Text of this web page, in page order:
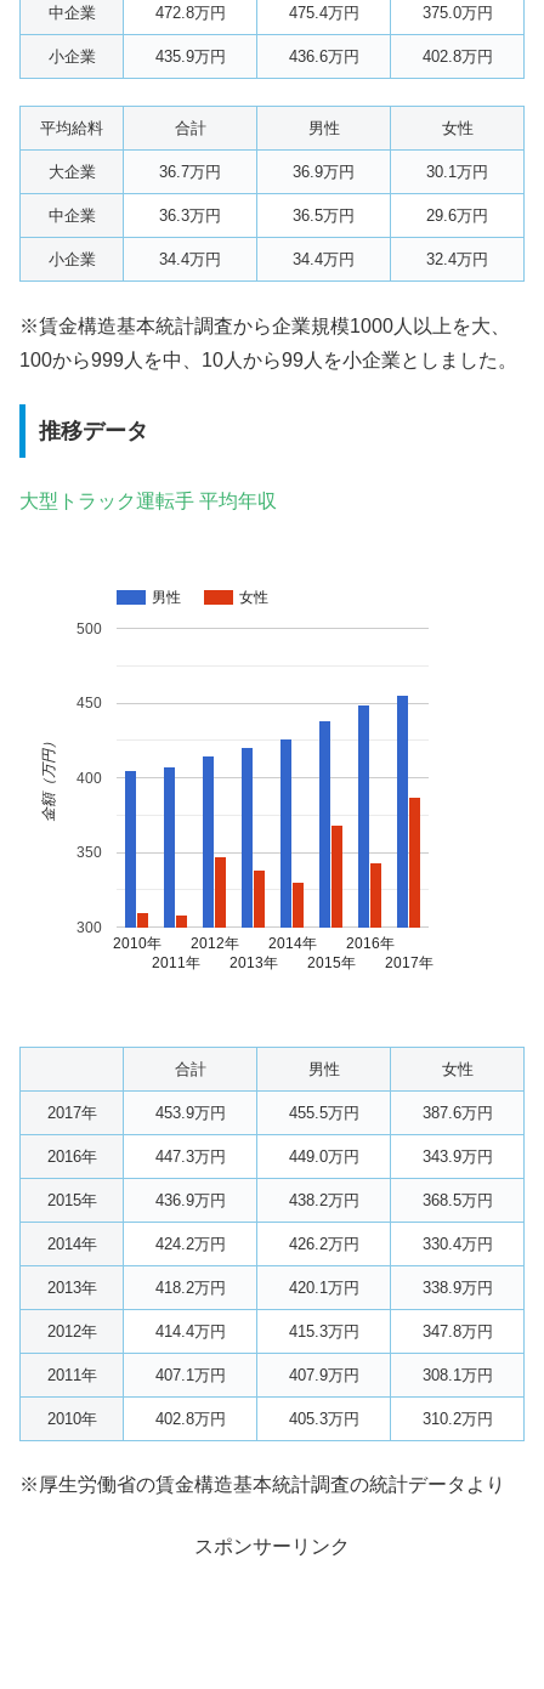
中企業 472.8万円 475.4万円 375.0万円
小企業 435.9万円 436.6万円 402.8万円
平均給料 合計 男性 女性
大企業 36.7万円 36.9万円 30.1万円
中企業 36.3万円 36.5万円 29.6万円
小企業 34.4万円 34.4万円 32.4万円
※賃金構造基本統計調査から企業規模1000人以上を大、
100から999人を中、10人から99人を小企業としました。
推移データ
大型トラック運転手 平均年収
男性 女性
2010年
2011年
2012年
2013年
2014年
2015年
2016年
2017年
300
350
400
450
500
金額（万円）
合計 男性 女性
2017年 453.9万円 455.5万円 387.6万円
2016年 447.3万円 449.0万円 343.9万円
2015年 436.9万円 438.2万円 368.5万円
2014年 424.2万円 426.2万円 330.4万円
2013年 418.2万円 420.1万円 338.9万円
2012年 414.4万円 415.3万円 347.8万円
2011年 407.1万円 407.9万円 308.1万円
2010年 402.8万円 405.3万円 310.2万円
※厚生労働省の賃金構造基本統計調査の統計データより
スポンサーリンク